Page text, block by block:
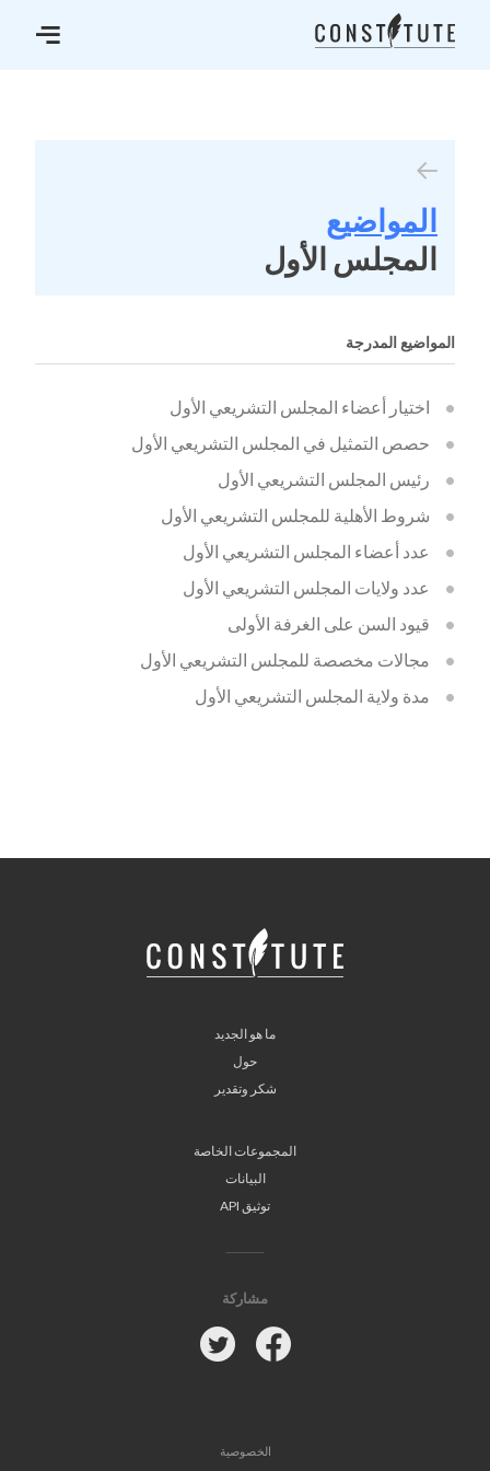
المواضيع
المجلس الأول
المواضيع المدرجة
اختيار أعضاء المجلس التشريعي الأول
حصص التمثيل في المجلس التشريعي الأول
رئيس المجلس التشريعي الأول
شروط الأهلية للمجلس التشريعي الأول
عدد أعضاء المجلس التشريعي الأول
عدد ولايات المجلس التشريعي الأول
قيود السن على الغرفة الأولى
مجالات مخصصة للمجلس التشريعي الأول
مدة ولاية المجلس التشريعي الأول
ما هو الجديد
حول
شكر وتقدير
المجموعات الخاصة
البيانات
توثيق API
مشاركة
Facebook
الخصوصية